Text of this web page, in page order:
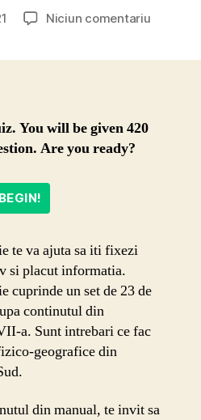
Niciun comentariula
You will be given 420
Are you ready?
BEGIN!
te va ajuta sa iti fixezi
si placut informatia.
cuprinde un set de 23 de
continutul din
a. Sunt intrebari ce fac
geografice din
din manual, te invit sa